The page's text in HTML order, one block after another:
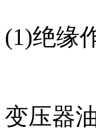
(1)绝缘
变压器